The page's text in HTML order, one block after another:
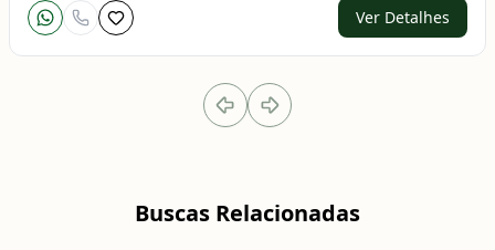
Ver Detalhes
Buscas Relacionadas